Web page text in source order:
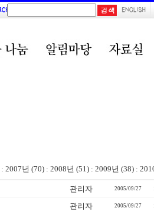
: 2007년 (70) : 2008년 (51) : 2009년 (38) :
관리자 2005/09/27
관리자 2005/09/27